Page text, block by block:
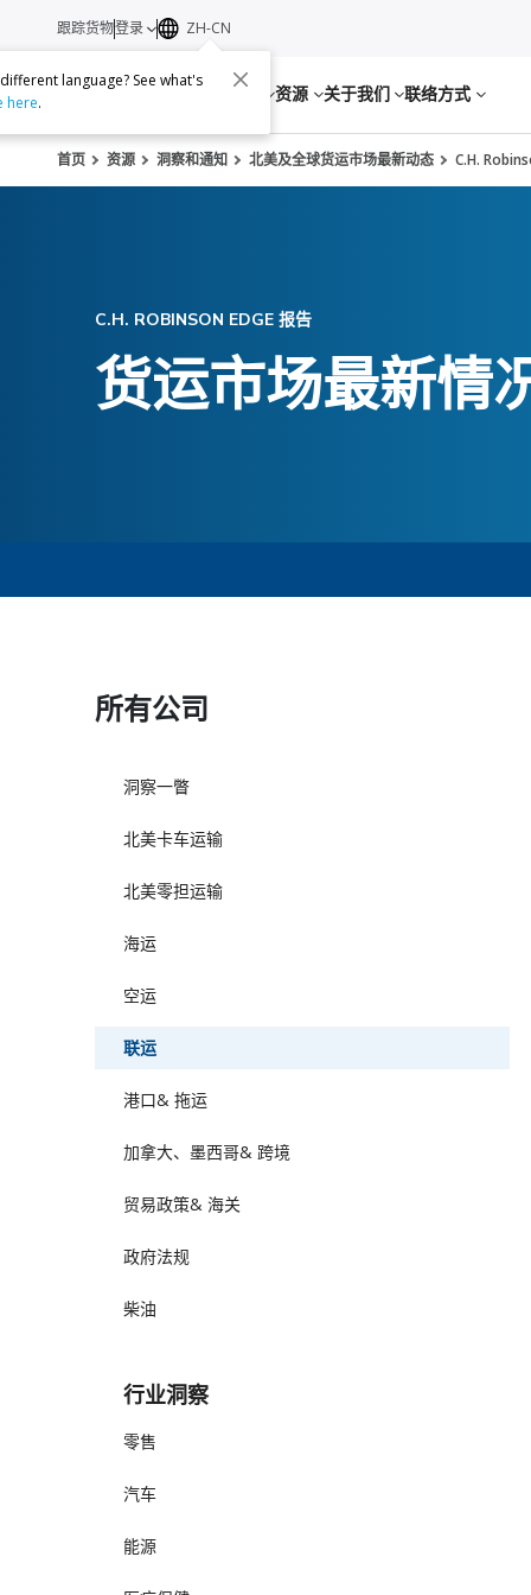
服务 资源 关于我们 联络方式
跟踪货物登录 ZH-CN
language? See what's
here.
首页 资源 洞察和通知 北美及全球货运市场最新动态 C.H.
C.H. ROBINSON EDGE 报告
货运市场最新情
所有公司
洞察一瞥
北美卡车运输
北美零担运输
海运
空运
联运
港口& 拖运
加拿大、墨西哥& 跨境
贸易政策& 海关
政府法规
柴油
行业洞察
零售
汽车
能源